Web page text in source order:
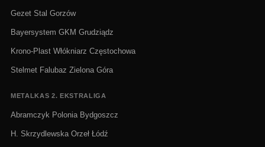
Gezet Stal Gorzów
Bayersystem GKM Grudziądz
Krono-Plast Włókniarz Częstochowa
Stelmet Falubaz Zielona Góra
METALKAS 2. EKSTRALIGA
Abramczyk Polonia Bydgoszcz
H. Skrzydlewska Orzeł Łódź